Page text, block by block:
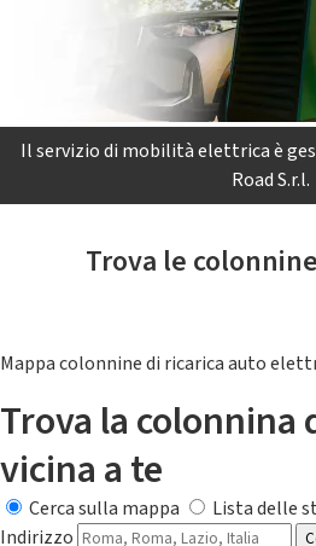
Il servizio di mobilità elettrica è
Road S.r.l.
Trova le
Mappa colonnine di ricarica auto
Trova la colonnina
vicina a te
Cerca sulla mappa
Lista delle
Indirizzo